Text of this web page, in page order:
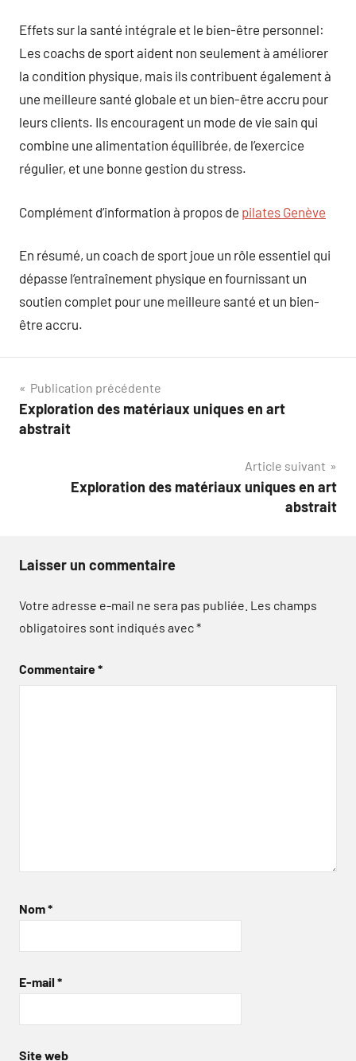
Effets sur la santé intégrale et le bien-être personnel:
Les coachs de sport aident non seulement à améliorer
la condition physique, mais ils contribuent également à
une meilleure santé globale et un bien-être accru pour
leurs clients. Ils encouragent un mode de vie sain qui
combine une alimentation équilibrée, de l’exercice
régulier, et une bonne gestion du stress.
Complément d’information à propos de pilates Genève
En résumé, un coach de sport joue un rôle essentiel qui
dépasse l’entraînement physique en fournissant un
soutien complet pour une meilleure santé et un bien-
être accru.
Navigation
de
Publication précédente
Exploration des matériaux uniques en art
abstrait
Article suivant
Exploration des matériaux uniques en art
abstrait
Laisser un commentaire
Votre adresse e-mail ne sera pas publiée. Les champs
obligatoires sont indiqués avec*
Commentaire*
Nom*
E-mail *
Site web